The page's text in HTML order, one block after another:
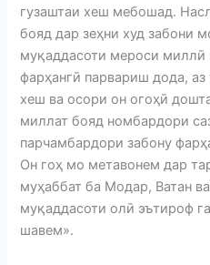
гузаштаи хеш мебошад.
бояд дар зеҳни худ забони
муқаддасоти мероси миллӣ
фарҳангӣ парвариш дода,
хеш ва осори он огоҳӣ
миллат бояд номбардори
парчамбардори забону
Он гоҳ мо метавонем дар
муҳаббат ба Модар, Ватан
муқаддасоти олӣ эътироф
шавем».